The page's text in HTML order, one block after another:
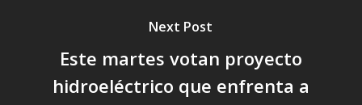
Next Post
Este martes votan proyecto
hidroeléctrico que enfrenta a